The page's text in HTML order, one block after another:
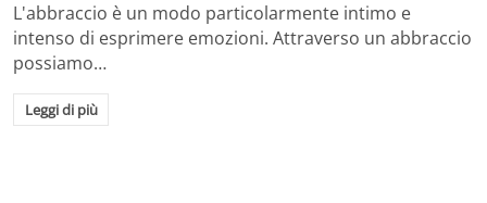
L'abbraccio è un modo particolarmente intimo e
intenso di esprimere emozioni. Attraverso un abbraccio
possiamo…
Leggi di più